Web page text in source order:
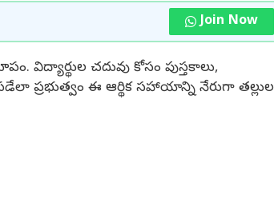
Join Now
విద్యార్థుల చదువు కోసం పుస్తకాలు,
ప్రభుత్వం ఈ ఆర్థిక సహాయాన్ని నేరుగా తల్లుల